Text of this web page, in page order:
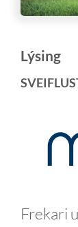
Lýsing
Frekari